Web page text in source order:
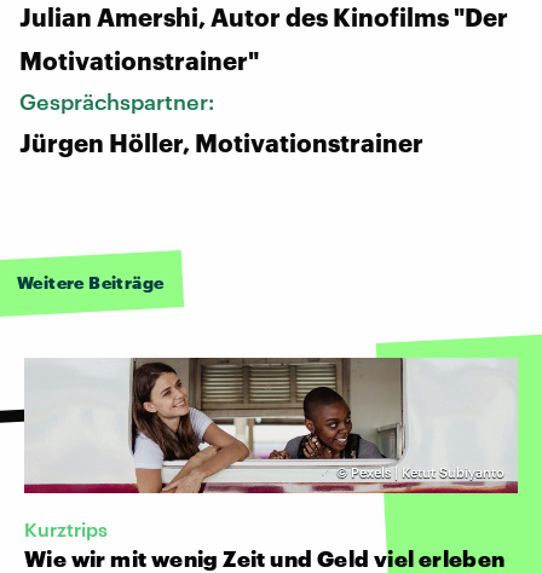
Julian Amershi, Autor des Kinofilms "Der
Motivationstrainer"
Gesprächspartner:
Jürgen Höller, Motivationstrainer
Weitere Beiträge
©Pexels | Ketut Subiyanto
Kurztrips
Wie wir mit wenig Zeit und Geld viel erleben